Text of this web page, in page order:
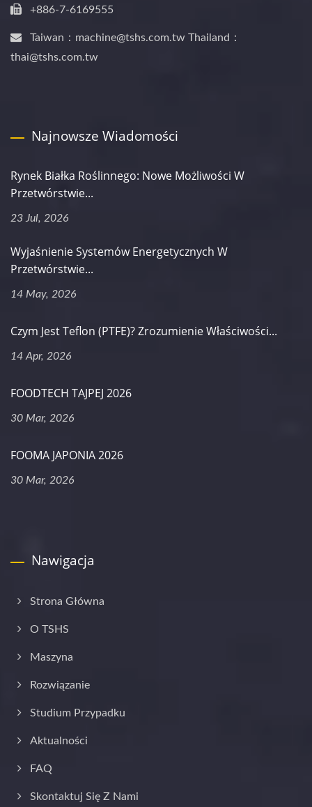
+886-7-6169555
Taiwan：machine@tshs.com.tw Thailand：
thai@tshs.com.tw
Najnowsze Wiadomości
Rynek Białka Roślinnego: Nowe Możliwości W
Przetwórstwie...
23 Jul, 2026
Wyjaśnienie Systemów Energetycznych W
Przetwórstwie...
14 May, 2026
Czym Jest Teflon (PTFE)? Zrozumienie Właściwości...
14 Apr, 2026
FOODTECH TAJPEJ 2026
30 Mar, 2026
FOOMA JAPONIA 2026
30 Mar, 2026
Nawigacja
Strona Główna
O TSHS
Maszyna
Rozwiązanie
Studium Przypadku
Aktualności
FAQ
Skontaktuj Się Z Nami